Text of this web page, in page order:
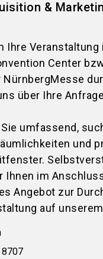
&
Ihre Veranstaltung
Center
NürnbergMesse
über Ihre
umfassend,
und
Ihnen im
Angebot zur
auf